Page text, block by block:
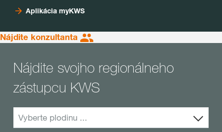
Aplikácia myKWS
Nájdite konzultanta
Nájdite svojho regionálneho
zástupcu KWS
Vyberte plodinu ...